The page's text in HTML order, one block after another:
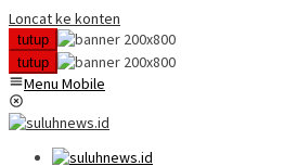
Loncat ke konten
tutup
tutup
Menu Mobile